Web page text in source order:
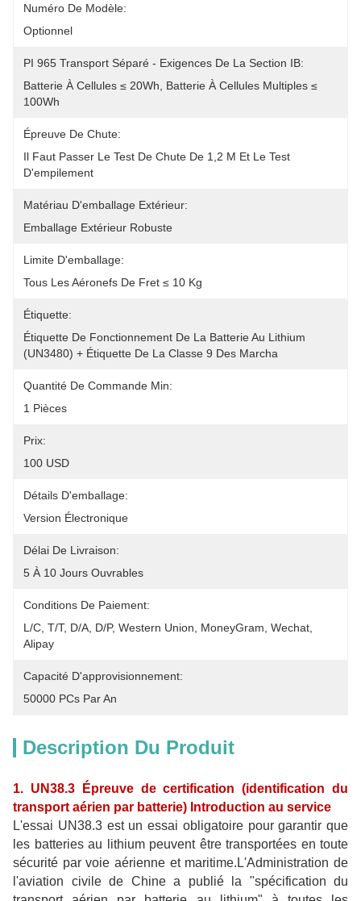
Numéro De Modèle:
Optionnel
PI 965 Transport Séparé - Exigences De La Section IB:
Batterie À Cellules ≤ 20Wh, Batterie À Cellules Multiples ≤
100Wh
Épreuve De Chute:
Il Faut Passer Le Test De Chute De 1,2 M Et Le Test
D'empilement
Matériau D'emballage Extérieur:
Emballage Extérieur Robuste
Limite D'emballage:
Tous Les Aéronefs De Fret ≤ 10 Kg
Étiquette:
Étiquette De Fonctionnement De La Batterie Au Lithium
(UN3480) + Étiquette De La Classe 9 Des Marcha
Quantité De Commande Min:
1 Pièces
Prix:
100 USD
Détails D'emballage:
Version Électronique
Délai De Livraison:
5 À 10 Jours Ouvrables
Conditions De Paiement:
L/C, T/T, D/A, D/P, Western Union, MoneyGram, Wechat,
Alipay
Capacité D'approvisionnement:
50000 PCs Par An
Description Du Produit
1. UN38.3 Épreuve de certification (identification du
transport aérien par batterie) Introduction au service
L'essai UN38.3 est un essai obligatoire pour garantir que
les batteries au lithium peuvent être transportées en toute
sécurité par voie aérienne et maritime.L'Administration de
l'aviation civile de Chine a publié la "spécification du